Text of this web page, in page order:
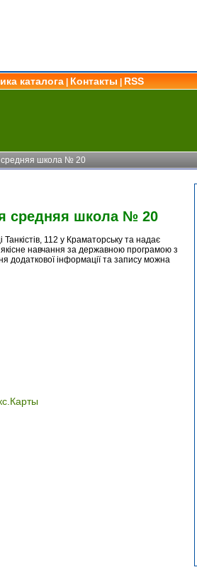
каталога Контакты
RSS
школа № 20
средняя школа № 20
112 у Краматорську та надає
навчання за державною програмою з
додаткової інформації та запису можна